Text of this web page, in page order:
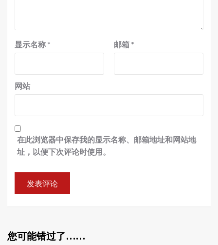
显示名称 * 邮箱 *
网站
在此浏览器中保存我的显示名称、邮箱地址和网站地
址，以便下次评论时使用。
您可能错过了……